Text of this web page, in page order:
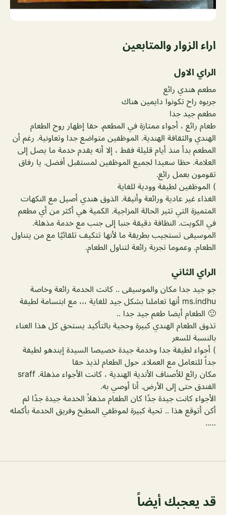
اراء الزوار والمتابعين
الراي الاول
مطعم هندي رائع
جربوه راح تكونوا دايمين هناك
مطعم جيد جدا
طعام رائع ، أجواء ممتازة في المطعم. حقا إظهار روح الطعام
الهندي والثقافة الهندية. الموظفين متواضع جدا وتعاونية. رغم أن
المطعم بدأ منذ أيام قليلة فقط ، إلا أنه يقدم خدمة ما يصل إلى
العلامة. حظا سعيدا لجميع الموظفين لمستقبل أفضل. يا رفاق
تقومون بعمل رائع.
) الموظفين لطيفة وودية للغاية
الغذاء غير عادية ورائعة وأنيقة. الذوق هندي أصيل مع النكهات
المتميزة التي تثير الحالة المزاجية. الكمية هي أكثر من أي مطعم
في الكويت. النظافة دقيقة جنبا إلى جنب مع خدمة مذهلة.
الموسيقى تستجيب بطريقة ما لأنها تتكيف تلقائيًا مع من يتناول
الطعام. وعموما تجربة رائعة لتناول الطعام.
الراي الثاني
جو جيد جدا مكان والموسيقى .. كانت الخدمة رائعة وخاصة
ms.indhu أنها تعاملنا بشكل جيد للغاية ،،، مع ابتسامة لطيفة
🙂 الطعام أيضا طعم جيد جدا ..
تذوق الطعام الهندي كبيرة وحجية بالتأكيد يستحق كل هذا العناء
بالنسبة للسعر
) أجواء لطيفة جدا وخدمة جيدة خصيصا السيدة إيندهو لطيفة
جداً للتعامل مع العملاء. حول الطعام لذيذ حقا
مكان رائع للأصناف الأندية الهندية ، كانت الأجواء مذهلة. sraff
الفندق حتى إلى الأرض. أنا أوصي به.
الأجواء كانت جيدة جدًا كان الطعام مذهلاً الخدمة جيدة جدًا لم
أكن أتوقع هذا .. تحية كبيرة لموظفي المطبخ وفريق الخدمة بأكمله
…..
قد يعجبك أيضاً